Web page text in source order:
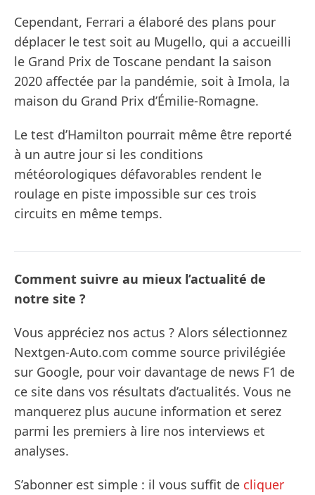
Cependant, Ferrari a élaboré des plans pour
déplacer le test soit au Mugello, qui a accueilli
le Grand Prix de Toscane pendant la saison
2020 affectée par la pandémie, soit à Imola, la
maison du Grand Prix d’Émilie-Romagne.
Le test d’Hamilton pourrait même être reporté
à un autre jour si les conditions
météorologiques défavorables rendent le
roulage en piste impossible sur ces trois
circuits en même temps.
Comment suivre au mieux l’actualité de
notre site ?
Vous appréciez nos actus ? Alors sélectionnez
Nextgen-Auto.com comme source privilégiée
sur Google, pour voir davantage de news F1 de
ce site dans vos résultats d’actualités. Vous ne
manquerez plus aucune information et serez
parmi les premiers à lire nos interviews et
analyses.
S’abonner est simple : il vous suffit de cliquer